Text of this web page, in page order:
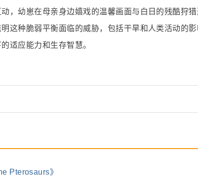
二
，幼崽在母亲身边嬉戏的温馨画面与白日的残酷狩
明这种脆弱平衡面临的威胁，包括干旱和人类活动的
适应能力和生存智慧。
Pterosaurs》